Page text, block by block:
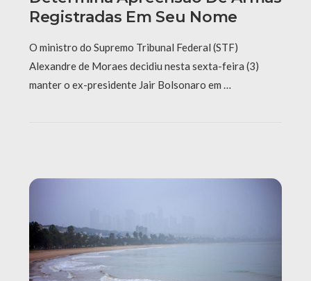
Registradas Em Seu Nome
O ministro do Supremo Tribunal Federal (STF)
Alexandre de Moraes decidiu nesta sexta-feira (3)
manter o ex-presidente Jair Bolsonaro em …